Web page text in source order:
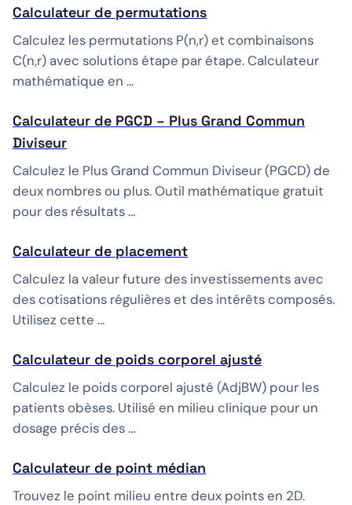
Calculateur de permutations
Calculez les permutations P(n,r) et combinaisons
C(n,r) avec solutions étape par étape. Calculateur
mathématique en …
Calculateur de PGCD – Plus Grand Commun
Diviseur
Calculez le Plus Grand Commun Diviseur (PGCD) de
deux nombres ou plus. Outil mathématique gratuit
pour des résultats …
Calculateur de placement
Calculez la valeur future des investissements avec
des cotisations régulières et des intérêts composés.
Utilisez cette …
Calculateur de poids corporel ajusté
Calculez le poids corporel ajusté (AdjBW) pour les
patients obèses. Utilisé en milieu clinique pour un
dosage précis des …
Calculateur de point médian
Trouvez le point milieu entre deux points en 2D.